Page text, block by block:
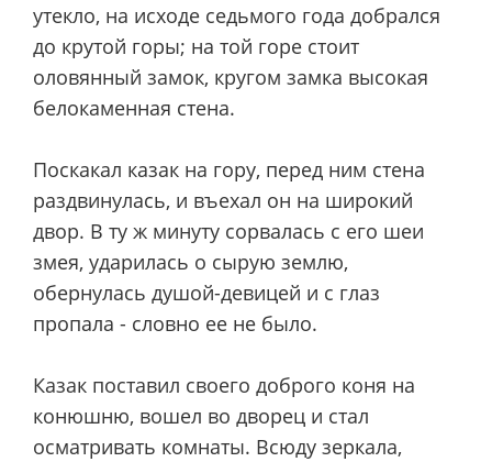
утекло, на исходе седьмого года добрался
до крутой горы; на той горе стоит
оловянный замок, кругом замка высокая
белокаменная стена.
Поскакал казак на гору, перед ним стена
раздвинулась, и въехал он на широкий
двор. В ту ж минуту сорвалась с его шеи
змея, ударилась о сырую землю,
обернулась душой-девицей и с глаз
пропала - словно ее не было.
Казак поставил своего доброго коня на
конюшню, вошел во дворец и стал
осматривать комнаты. Всюду зеркала,